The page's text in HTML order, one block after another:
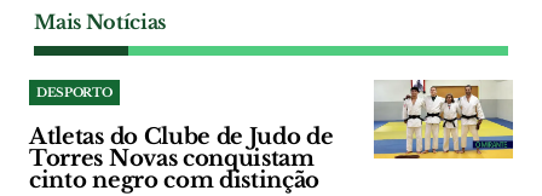
Mais Notícias
DESPORTO
Atletas do Clube de Judo de
Torres Novas conquistam
cinto negro com distinção